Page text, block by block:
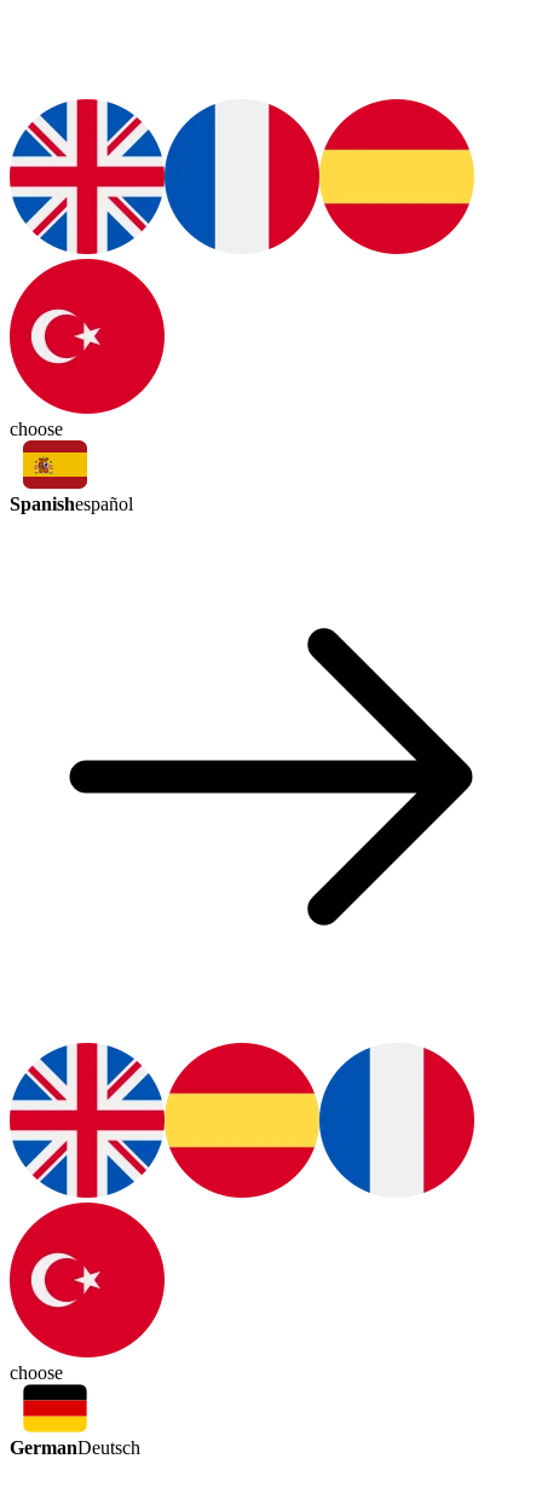
choose
Spanishespañol
choose
GermanDeutsch